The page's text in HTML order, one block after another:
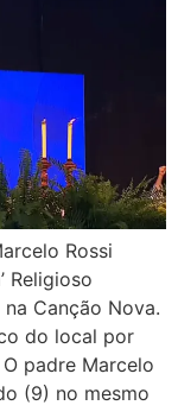
Rossi
Religioso
Canção Nova.
do local por
padre Marcelo
(9) no mesmo